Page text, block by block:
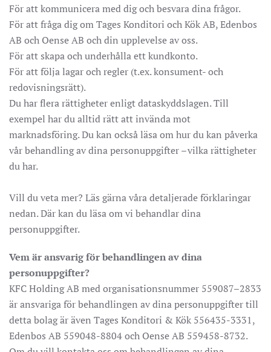
För att kommunicera med dig och besvara dina frågor.
För att fråga dig om Tages Konditori och Kök AB, Edenbos
AB och Oense AB och din upplevelse av oss.
För att skapa och underhålla ett kundkonto.
För att följa lagar och regler (t.ex. konsument- och
redovisningsrätt).
Du har flera rättigheter enligt dataskyddslagen. Till
exempel har du alltid rätt att invända mot
marknadsföring. Du kan också läsa om hur du kan påverka
vår behandling av dina personuppgifter – vilka rättigheter
du har.
Vill du veta mer? Läs gärna våra detaljerade förklaringar
nedan. Där kan du läsa om vi behandlar dina
personuppgifter.
Vem är ansvarig för behandlingen av dina
personuppgifter?
KFC Holding AB med organisationsnummer 559087–2833
är ansvariga för behandlingen av dina personuppgifter till
detta bolag är även Tages Konditori & Kök 556435-3331,
Edenbos AB 559048-8804 och Oense AB 559458-8732.